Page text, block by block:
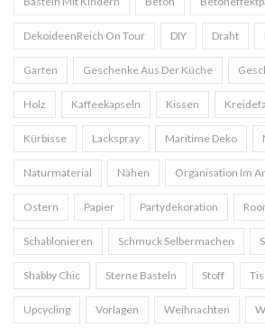
DekoideenReich On Tour DIY Draht
Garten Geschenke Aus Der Küche
Holz Kaffeekapseln Kissen
Kürbisse Lackspray Maritime Deko
Naturmaterial Nähen Organisation Im
Ostern Papier Partydekoration
Schablonieren Schmuck Selbermachen
Shabby Chic Sterne Basteln Stoff
Upcycling Vorlagen Weihnachten